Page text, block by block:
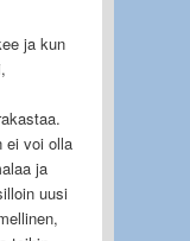
ja kun
ei voi olla
ja
uusi